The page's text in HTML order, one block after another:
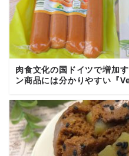
肉食文化の国ドイツで増加
ン商品には分かりやすい『